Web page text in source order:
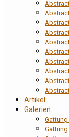
Artikel
Galerien